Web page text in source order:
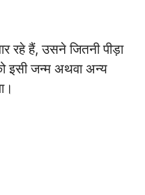
रहे हैं, उसने जितनी पीड़ा
इसी जन्म अथवा अन्य